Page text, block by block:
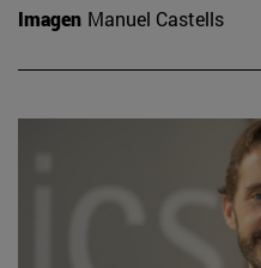
Imagen Manuel Castells